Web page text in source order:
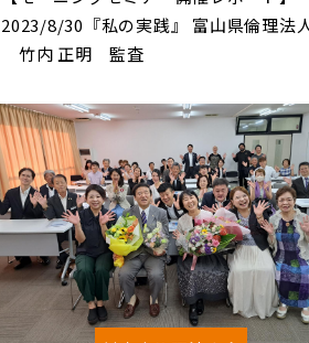
2023/8/30『私の実践』 富山県倫理法
竹内 正明 監査